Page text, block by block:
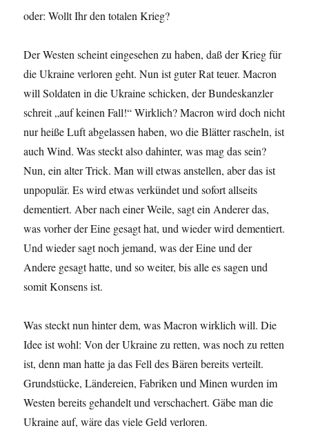
oder: Wollt Ihr den totalen Krieg?
Der Westen scheint eingesehen zu haben, daß der Krieg für
die Ukraine verloren geht. Nun ist guter Rat teuer. Macron
will Soldaten in die Ukraine schicken, der Bundeskanzler
schreit „auf keinen Fall!“ Wirklich? Macron wird doch nicht
nur heiße Luft abgelassen haben, wo die Blätter rascheln, ist
auch Wind. Was steckt also dahinter, was mag das sein?
Nun, ein alter Trick. Man will etwas anstellen, aber das ist
unpopulär. Es wird etwas verkündet und sofort allseits
dementiert. Aber nach einer Weile, sagt ein Anderer das,
was vorher der Eine gesagt hat, und wieder wird dementiert.
Und wieder sagt noch jemand, was der Eine und der
Andere gesagt hatte, und so weiter, bis alle es sagen und
somit Konsens ist.
Was steckt nun hinter dem, was Macron wirklich will. Die
Idee ist wohl: Von der Ukraine zu retten, was noch zu retten
ist, denn man hatte ja das Fell des Bären bereits verteilt.
Grundstücke, Ländereien, Fabriken und Minen wurden im
Westen bereits gehandelt und verschachert. Gäbe man die
Ukraine auf, wäre das viele Geld verloren.